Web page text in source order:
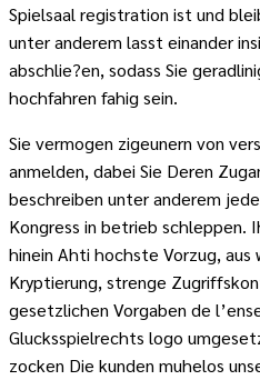
Spielsaal registration ist und
unter anderem lasst einander
abschlie?en, sodass Sie
hochfahren fahig sein.
Sie vermogen zigeunern von
anmelden, dabei Sie Deren
beschreiben unter anderem
Kongress in betrieb schleppen.
hinein Ahti hochste Vorzug,
Kryptierung, strenge
gesetzlichen Vorgaben de
Glucksspielrechts logo
zocken Die kunden muhelos